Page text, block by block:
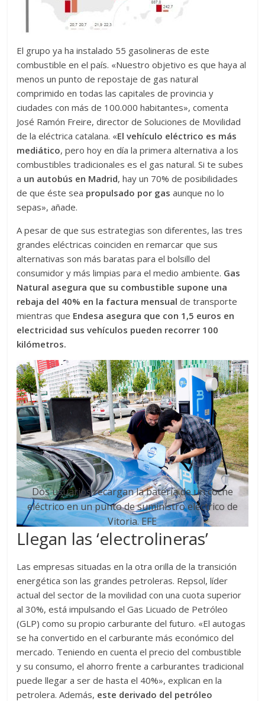
El grupo ya ha instalado 55 gasolineras de este
combustible en el país. «Nuestro objetivo es que haya al
menos un punto de repostaje de gas natural
comprimido en todas las capitales de provincia y
ciudades con más de 100.000 habitantes», comenta
José Ramón Freire, director de Soluciones de Movilidad
de la eléctrica catalana. «El vehículo eléctrico es más
mediático, pero hoy en día la primera alternativa a los
combustibles tradicionales es el gas natural. Si te subes
a un autobús en Madrid, hay un 70% de posibilidades
de que éste sea propulsado por gas aunque no lo
sepas», añade.
A pesar de que sus estrategias son diferentes, las tres
grandes eléctricas coinciden en remarcar que sus
alternativas son más baratas para el bolsillo del
consumidor y más limpias para el medio ambiente. Gas
Natural asegura que su combustible supone una
rebaja del 40% en la factura mensual de transporte
mientras que Endesa asegura que con 1,5 euros en
electricidad sus vehículos pueden recorrer 100
kilómetros.
Dos usuarios recargan la batería de un coche
eléctrico en un punto de suministro eléctrico de
Vitoria. EFE
Llegan las ‘electrolineras’
Las empresas situadas en la otra orilla de la transición
energética son las grandes petroleras. Repsol, líder
actual del sector de la movilidad con una cuota superior
al 30%, está impulsando el Gas Licuado de Petróleo
(GLP) como su propio carburante del futuro. «El autogas
se ha convertido en el carburante más económico del
mercado. Teniendo en cuenta el precio del combustible
y su consumo, el ahorro frente a carburantes tradicional
puede llegar a ser de hasta el 40%», explican en la
petrolera. Además, este derivado del petróleo